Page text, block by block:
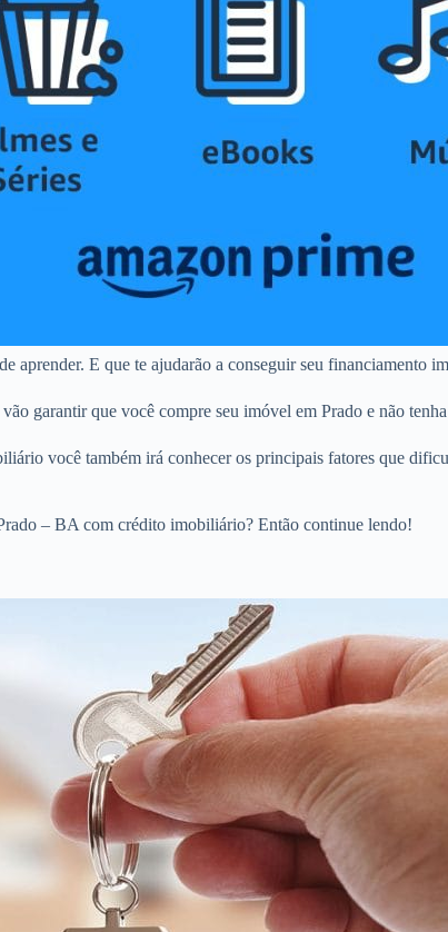
aprender. E que te ajudarão a conseguir seu financiamento
garantir que você compre seu imóvel em Prado e não
você também irá conhecer os principais fatores que
– BA com crédito imobiliário? Então continue lendo!